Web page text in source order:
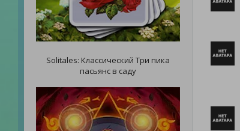
Solitales: Классический Три пика
пасьянс в саду